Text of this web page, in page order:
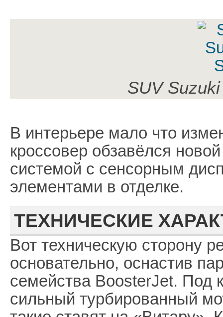
SUV
В интерьере мало что
кроссовер обзавёлся
системой с сенсорным
элементами в отделке.
ТЕХНИЧЕСКИЕ
Вот техническую сторону
основательно, оснастив
семейства BoosterJet. Под
сильный турбированный